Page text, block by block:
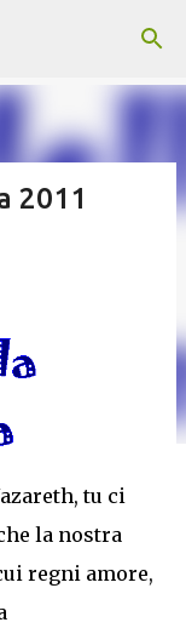
2011
tu ci
la nostra
regni amore,